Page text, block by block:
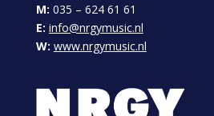
M: 035 – 624 61 61
E: info@nrgymusic.nl
W: www.nrgymusic.nl